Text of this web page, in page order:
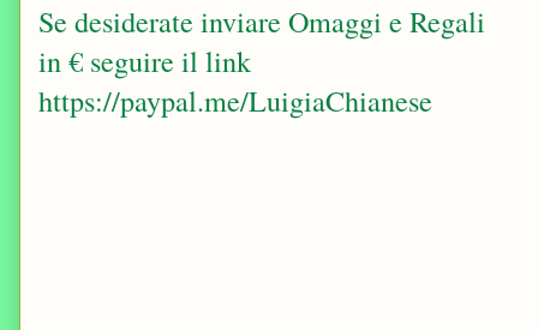
Se desiderate inviare Omaggi e Regali
in € seguire il link
https://paypal.me/LuigiaChianese